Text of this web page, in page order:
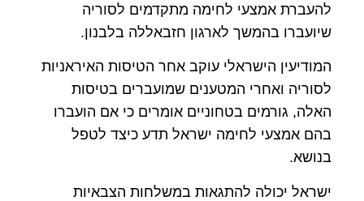
להעברת אמצעי לחימה מתקדמים לסוריה
שיועברו בהמשך לארגון חזבאללה בלבנון.
המודיעין הישראלי עוקב אחר הטיסות האיראניות
לסוריה ואחרי המטענים שמועברים בטיסות
האלה, גורמים בטחוניים אומרים כי אם הועברו
בהם אמצעי לחימה ישראל תדע כיצד לטפל
בנושא.
ישראל יכולה להתגאות במשלחות הצבאיות